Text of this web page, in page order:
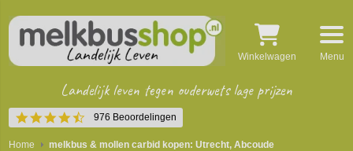
4.5
star
rating
976 Beoordelingen
Landelijk leven tegen ouderwets lage prijzen
Winkelwagen Menu
Home melkbus & mollen carbid kopen: Utrecht, Abcoude